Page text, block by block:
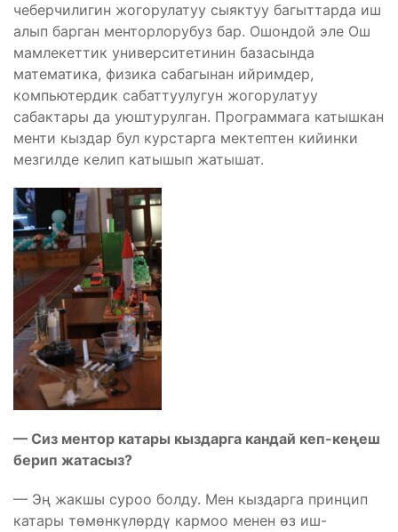
чеберчилигин жогорулатуу сыяктуу багыттарда иш
алып барган менторлорубуз бар. Ошондой эле Ош
мамлекеттик университетинин базасында
математика, физика сабагынан ийримдер,
компьютердик сабаттуулугун жогорулатуу
сабактары да уюштурулган. Программага катышкан
менти кыздар бул курстарга мектептен кийинки
мезгилде келип катышып жатышат.
— Сиз ментор катары кыздарга кандай кеп-кеңеш
берип жатасыз?
— Эң жакшы суроо болду. Мен кыздарга принцип
катары төмөнкүлөрдү кармоо менен өз иш-